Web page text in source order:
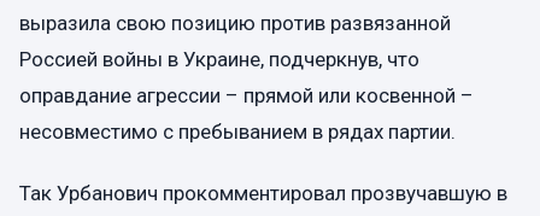
выразила свою позицию против развязанной
Россией войны в Украине, подчеркнув, что
оправдание агрессии – прямой или косвенной –
несовместимо с пребыванием в рядах партии.
Так Урбанович прокомментировал прозвучавшую в